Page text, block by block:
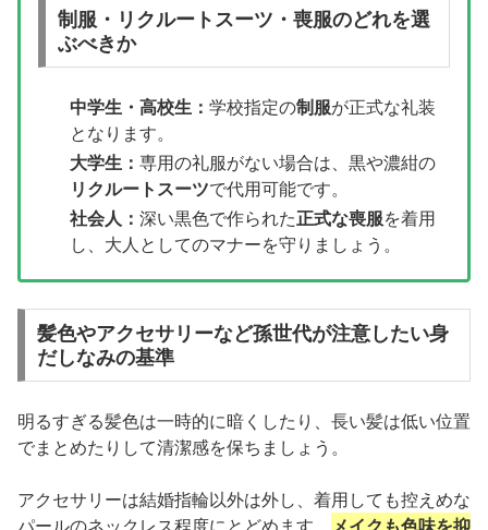
制服・リクルートスーツ・喪服のどれを選
ぶべきか
中学生・高校生：学校指定の制服が正式な礼装
となります。
大学生：専用の礼服がない場合は、黒や濃紺の
リクルートスーツで代用可能です。
社会人：深い黒色で作られた正式な喪服を着用
し、大人としてのマナーを守りましょう。
髪色やアクセサリーなど孫世代が注意したい身
だしなみの基準
明るすぎる髪色は一時的に暗くしたり、長い髪は低い位置
でまとめたりして清潔感を保ちましょう。
アクセサリーは結婚指輪以外は外し、着用しても控えめな